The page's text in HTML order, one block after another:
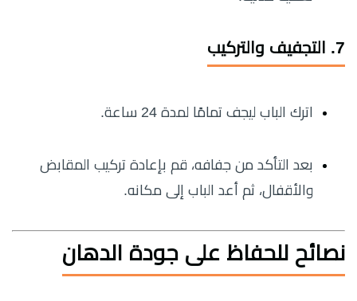
7. التجفيف والتركيب
اترك الباب ليجف تمامًا لمدة 24 ساعة.
بعد التأكد من جفافه، قم بإعادة تركيب المقابض
والأقفال، ثم أعد الباب إلى مكانه.
نصائح للحفاظ على جودة الدهان